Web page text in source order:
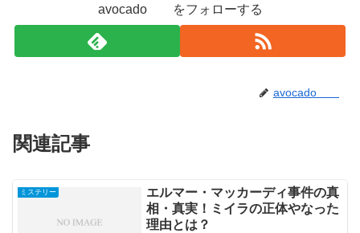
avocado をフォローする
avocado
関連記事
ミステリー
エルマー・マッカーディ事件の真
相・真実！ミイラの正体やなった
理由とは？